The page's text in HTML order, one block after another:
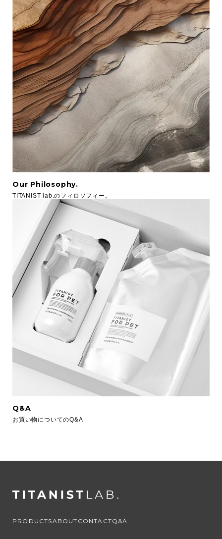
Our Philosophy.
TITANIST lab.のフィロソフィー。
Q&A
お買い物についてのQ&A
PRODUCTSABOUT CONTACTQ&A